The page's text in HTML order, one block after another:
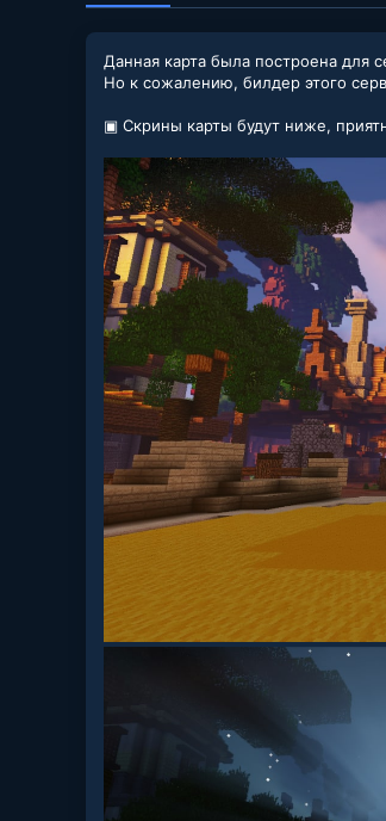
Данная карта была построена для
Но к сожалению, билдер этого
▣ Скрины карты будут ниже,